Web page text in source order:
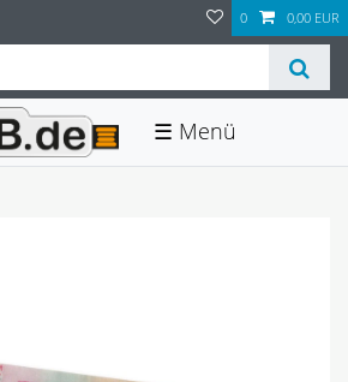
0 0,00 EUR
☰